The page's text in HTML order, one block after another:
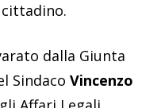
dalla Giunta
Sindaco Vincenzo